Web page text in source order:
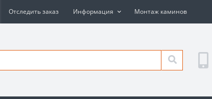
Отследить заказ Информация Монтаж каминов